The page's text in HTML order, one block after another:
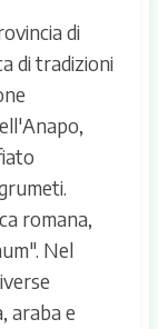
di
di tradizioni
romana,
Nel
araba e